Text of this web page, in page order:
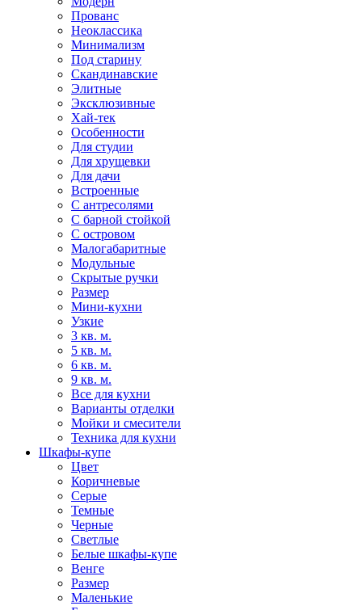
Прованс
Неоклассика
Минимализм
Под старину
Скандинавские
Элитные
Эксклюзивные
Хай-тек
Особенности
Для студии
Для хрущевки
Для дачи
Встроенные
С антресолями
С барной стойкой
С островом
Малогабаритные
Модульные
Скрытые ручки
Размер
Мини-кухни
Узкие
3 кв. м.
5 кв. м.
6 кв. м.
9 кв. м.
Все для кухни
Варианты отделки
Мойки и смесители
Техника для кухни
Шкафы-купе
Цвет
Коричневые
Серые
Темные
Черные
Светлые
Белые шкафы-купе
Венге
Размер
Маленькие